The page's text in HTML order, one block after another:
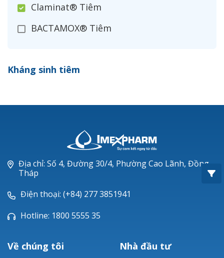
Claminat® Tiêm
BACTAMOX® Tiêm
Ceftizoxim®
Piperacillin
Ticarlinat®
Zobacta®
Bacsulfo®
Kháng sinh tiêm
Địa chỉ: Số 4, Đường 30/4, Phường Cao Lãnh, Đồng
Tháp
Điện thoại: (+84) 277 3851941
Hotline: 1800 5555 35
Về chúng tôi Nhà đầu tư